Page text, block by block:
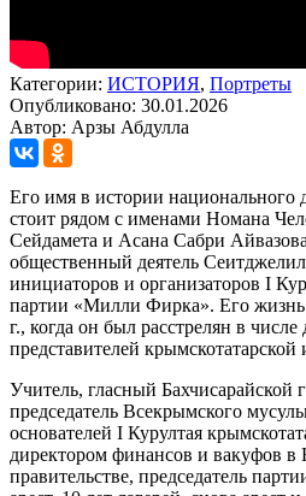
Категории: ИСТОРИЯ, Портреты
Опубликовано: 30.01.2026
Автор: Арзы Абдулла
Его имя в истории национального
стоит рядом с именами Номана
Сейдамета и Асана Сабри
общественный деятель
инициаторов и организаторов I
партии «Милли Фирка». Его жизнь
г., когда он был расстрелян в
представителей
Учитель, гласный Бахчисарайской
председатель Всекрымского
основателей I Курултая
директором финансов и вакуфов
правительстве, председатель